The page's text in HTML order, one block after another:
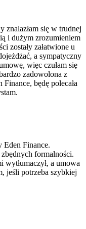
znalazłam się w trudnej
i dużym zrozumieniem
zostały załatwione u
a sympatyczny
więc czułam się
zadowolona z
będę polecała
Eden Finance.
formalności.
a umowa
jeśli potrzeba szybkiej